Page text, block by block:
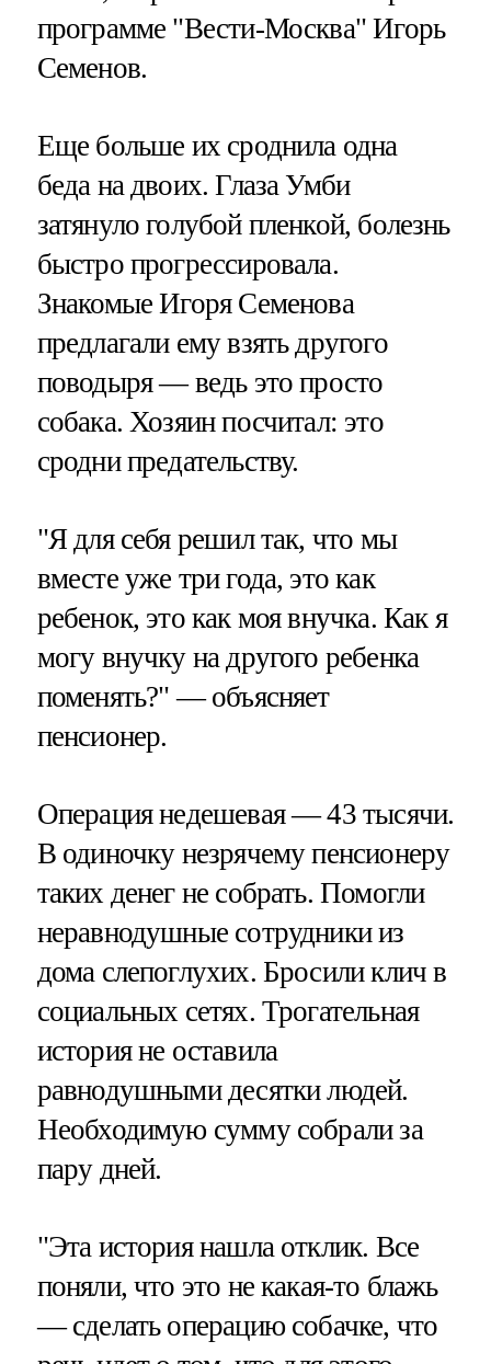
программе "Вести-Москва" Игорь
Семенов.
Еще больше их сроднила одна
беда на двоих. Глаза Умби
затянуло голубой пленкой, болезнь
быстро прогрессировала.
Знакомые Игоря Семенова
предлагали ему взять другого
поводыря — ведь это просто
собака. Хозяин посчитал: это
сродни предательству.
"Я для себя решил так, что мы
вместе уже три года, это как
ребенок, это как моя внучка. Как я
могу внучку на другого ребенка
поменять?" — объясняет
пенсионер.
Операция недешевая — 43 тысячи.
В одиночку незрячему пенсионеру
таких денег не собрать. Помогли
неравнодушные сотрудники из
дома слепоглухих. Бросили клич в
социальных сетях. Трогательная
история не оставила
равнодушными десятки людей.
Необходимую сумму собрали за
пару дней.
"Эта история нашла отклик. Все
поняли, что это не какая-то блажь
— сделать операцию собачке, что